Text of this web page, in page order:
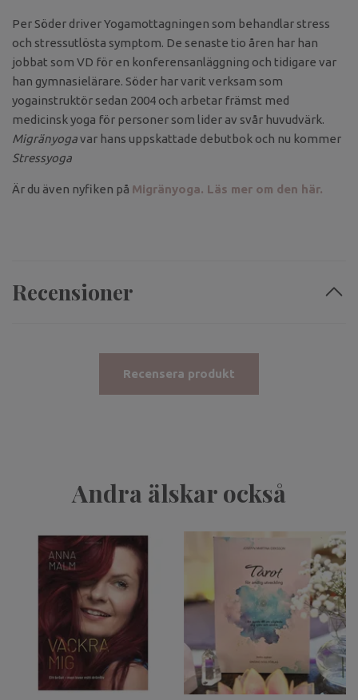
Per Söder driver Yogamottagningen som behandlar stress
och stressutlösta symptom. De senaste tio åren har han
jobbat som VD för en konferensanläggning och tidigare var
han gymnasielärare. Söder har varit verksam som
yogainstruktör sedan 2004 och arbetar främst med
medicinsk yoga för personer som lider av svår huvudvärk.
Migränyogavar hans uppskattade debutbok och nu kommer
Stressyoga
Är du även nyfiken på Migränyoga. Läs mer om den här.
Recensioner
Recensera produkt
Andra älskar också